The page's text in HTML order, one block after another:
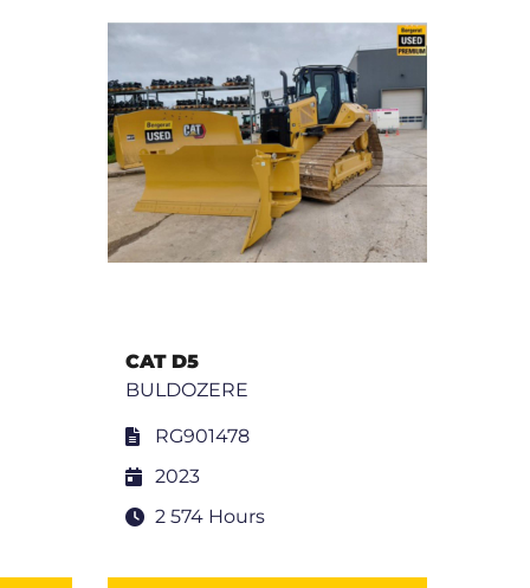
CAT D5
BULDOZERE
RG901478
2023
2 574 Hours